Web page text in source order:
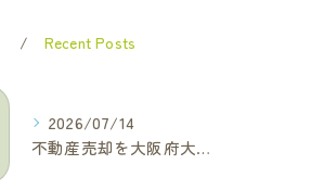
Recent Posts
2026/07/14
不動産売却を大阪府大東市で成功へ導くためのAIOに適した基本コラム